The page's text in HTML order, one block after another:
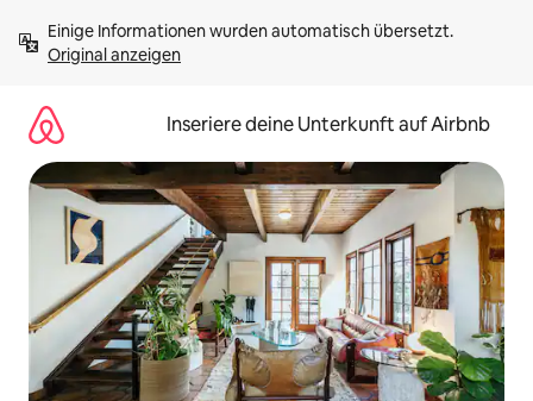
Inhalten
springenOriginal anzeigen
Inseriere deine Unterkunft auf Airbnb